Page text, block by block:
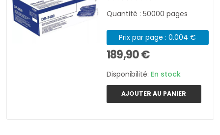
Quantité : 50000 pages
Prix par page : 0.004 €
189,90 €
Disponibilité: En stock
AJOUTER AU PANIER